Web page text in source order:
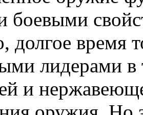
долгое время
лидерами
и